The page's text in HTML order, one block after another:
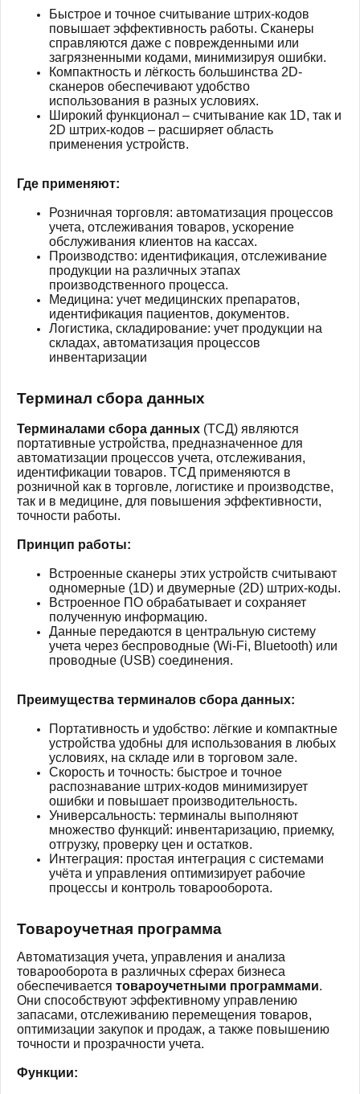
Быстрое и точное считывание штрих-кодов
повышает эффективность работы. Сканеры
справляются даже с поврежденными или
загрязненными кодами, минимизируя ошибки.
Компактность и лёгкость большинства 2D-
сканеров обеспечивают удобство
использования в разных условиях.
Широкий функционал – считывание как 1D, так и
2D штрих-кодов – расширяет область
применения устройств.
Где применяют:
Розничная торговля: автоматизация процессов
учета, отслеживания товаров, ускорение
обслуживания клиентов на кассах.
Производство: идентификация, отслеживание
продукции на различных этапах
производственного процесса.
Медицина: учет медицинских препаратов,
идентификация пациентов, документов.
Логистика, складирование: учет продукции на
складах, автоматизация процессов
инвентаризации
Терминал сбора данных
Терминалами сбора данных (ТСД) являются
портативные устройства, предназначенное для
автоматизации процессов учета, отслеживания,
идентификации товаров. ТСД применяются в
розничной как в торговле, логистике и производстве,
так и в медицине, для повышения эффективности,
точности работы.
Принцип работы:
Встроенные сканеры этих устройств считывают
одномерные (1D) и двумерные (2D) штрих-коды.
Встроенное ПО обрабатывает и сохраняет
полученную информацию.
Данные передаются в центральную систему
учета через беспроводные (Wi-Fi, Bluetooth) или
проводные (USB) соединения.
Преимущества терминалов сбора данных:
Портативность и удобство: лёгкие и компактные
устройства удобны для использования в любых
условиях, на складе или в торговом зале.
Скорость и точность: быстрое и точное
распознавание штрих-кодов минимизирует
ошибки и повышает производительность.
Универсальность: терминалы выполняют
множество функций: инвентаризацию, приемку,
отгрузку, проверку цен и остатков.
Интеграция: простая интеграция с системами
учёта и управления оптимизирует рабочие
процессы и контроль товарооборота.
Товароучетная программа
Автоматизация учета, управления и анализа
товарооборота в различных сферах бизнеса
обеспечивается товароучетными программами.
Они способствуют эффективному управлению
запасами, отслеживанию перемещения товаров,
оптимизации закупок и продаж, а также повышению
точности и прозрачности учета.
Функции: